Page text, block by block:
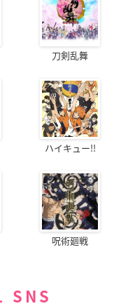
刀剣乱舞
ハイキュー!!
呪術廻戦
SNS